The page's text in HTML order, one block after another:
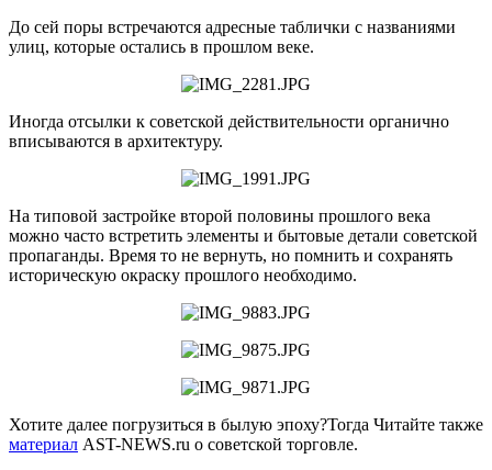
До сей поры встречаются адресные таблички с названиями
улиц, которые остались в прошлом веке.
Иногда отсылки к советской действительности органично
вписываются в архитектуру.
На типовой застройке второй половины прошлого века
можно часто встретить элементы и бытовые детали советской
пропаганды. Время то не вернуть, но помнить и сохранять
историческую окраску прошлого необходимо.
Хотите далее погрузиться в былую эпоху?Тогда Читайте также
материал AST-NEWS.ru о советской торговле.